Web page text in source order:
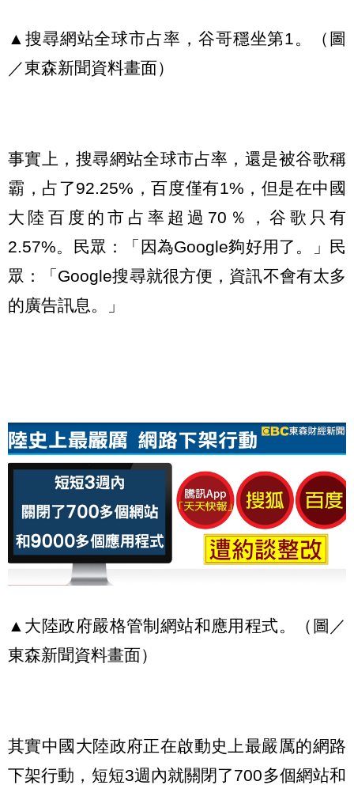
▲搜尋網站全球市占率，谷哥穩坐第1。（圖
／東森新聞資料畫面）
事實上，搜尋網站全球市占率，還是被谷歌稱
霸，占了92.25%，百度僅有1%，但是在中國
大陸百度的市占率超過70％，谷歌只有
2.57%。民眾：「因為Google夠好用了。」民
眾：「Google搜尋就很方便，資訊不會有太多
的廣告訊息。」
▲大陸政府嚴格管制網站和應用程式。（圖／
東森新聞資料畫面）
其實中國大陸政府正在啟動史上最嚴厲的網路
下架行動，短短3週內就關閉了700多個網站和